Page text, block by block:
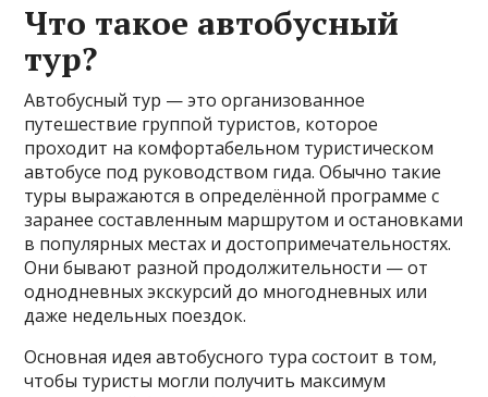
Что такое автобусный
тур?
Автобусный тур — это организованное
путешествие группой туристов, которое
проходит на комфортабельном туристическом
автобусе под руководством гида. Обычно такие
туры выражаются в определённой программе с
заранее составленным маршрутом и остановками
в популярных местах и достопримечательностях.
Они бывают разной продолжительности — от
однодневных экскурсий до многодневных или
даже недельных поездок.
Основная идея автобусного тура состоит в том,
чтобы туристы могли получить максимум